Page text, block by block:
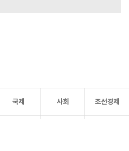
국제 사회 조선경제